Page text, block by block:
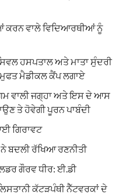
ਕਰਨ ਵਾਲੇ ਵਿਦਿਆਰਥੀਆਂ ਨੂੰ
ਹਸਪਤਾਲ ਅਤੇ ਮਾਤਾ ਸੁੰਦਰੀ
ਮੈਡੀਕਲ ਕੈਂਪ ਲਗਾਏ
ਵਾਲੀ ਜਗ੍ਹਾ ਅਤੇ ਇਸ ਦੇ ਆਸ
ਤੇ ਹੋਵੇਗੀ ਪੂਰਨ ਪਾਬੰਦੀ
ਗਿਰਾਵਟ
ਬਦਲੀ ਰੱਖਿਆ ਰਣਨੀਤੀ
ਗੌਰਵ ਧੀਰ: ਈ.ਡੀ
ਕੱਟੜਪੰਥੀ ਨੈੱਟਵਰਕਾਂ ਦੇ